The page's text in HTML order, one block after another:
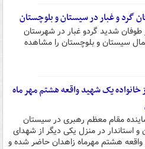
گرد و غبار در سیستان و بلوچستان
طوفان شدید گردو غبار در شهرستان
سیستان و بلوچستان را مشاهده
خانواده یک شهید واقعه هشتم مهر ماه
مقام معظم رهبری در سیستان
و استاندار در منزل یکی دیگر از شهدای
هشتم مهرماه زاهدان حاضر شده و